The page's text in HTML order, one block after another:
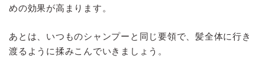
めの効果が高まります。
あとは、いつものシャンプーと同じ要領で、髪全体に行き
渡るように揉みこんでいきましょう。